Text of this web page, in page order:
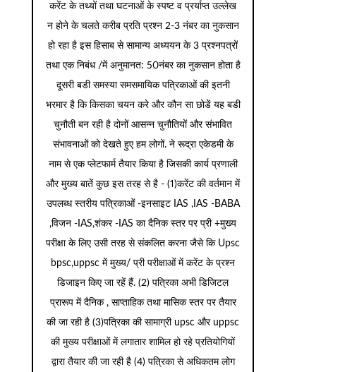
करेंट के तथ्यों तथा घटनाओं के स्पष्ट व प्रर्याप्त उल्लेख
न होने के चलते करीब प्रति प्रश्न 2-3 नंबर का नुकसान
हो रहा है इस हिसाब से सामान्य अध्ययन के 3 प्रश्नपत्रों
तथा एक निबंध /में अनुमानत: 50नंबर का नुकसान होता है
दूसरी बडी समस्या समसमायिक पत्रिकाओं की इतनी
भरमार है कि किसका चयन करे और कौन सा छोडें यह बडी
चुनौती बन रही है दोनों आसन्न चुनौतियों और संभावित
संभावनाओं को देखते हुए हम लोगों. ने रूद्रा एकेडमी के
नाम से एक प्लेटफार्म तैयार किया है जिसकी कार्य प्रणाली
और मुख्य बातें कुछ इस तरह से है - (1)करेंट की वर्तमान में
उपलब्ध स्तरीय पत्रिकाओं -इनसाइट IAS ,IAS -BABA
,विजन -IAS,शंकर -IAS का दैनिक स्तर पर प्री +मुख्य
परीक्षा के लिए उसी तरह से संकलित करना जैसे कि Upsc
bpsc,uppsc में मुख्य/ प्री परीक्षाओं में करेंट के प्रश्न
डिजाइन किए जा रहें हैं. (2) पत्रिका अभी डिजिटल
प्रारूप में दैनिक , साप्ताहिक तथा मासिक स्तर पर तैयार
की जा रही है (3)पत्रिका की सामाग्री upsc और uppsc
की मुख्य परीक्षाओं में लगातार शामिल हो रहे प्रतियोगियों
द्वारा तैयार की जा रही है (4) पत्रिका से अधिकतम लोग